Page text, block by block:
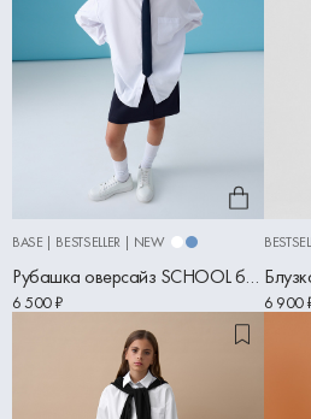
BASE | BESTSELLER | NEW
Рубашка оверсайз SCHOOL белый
6 500 ₽ 6 900